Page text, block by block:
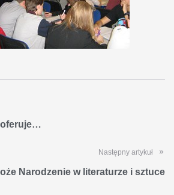
oferuje…
Następny artykuł
Narodzenie w literaturze i sztuce